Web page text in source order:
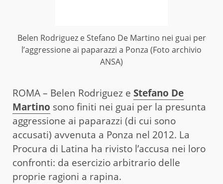
Belen Rodriguez e Stefano De Martino nei guai per
l’aggressione ai paparazzi a Ponza (Foto archivio
ANSA)
ROMA – Belen Rodriguez e Stefano De
Martino sono finiti nei guai per la presunta
aggressione ai paparazzi (di cui sono
accusati) avvenuta a Ponza nel 2012. La
Procura di Latina ha rivisto l’accusa nei loro
confronti: da esercizio arbitrario delle
proprie ragioni a rapina.